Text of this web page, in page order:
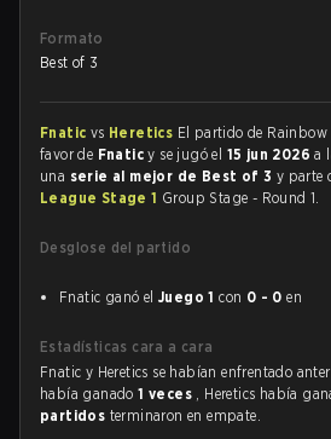
Formato
Best of 3
Fnatic vs Heretics El partido de
favor de Fnaticy se jugó el 15 jun 2026a
una serie al mejor de Best of 3 y parte
League Stage 1 Group Stage - Round 1.
Desglose del partido
Fnatic ganó el Juego 1 con 0 - 0 en
Estadísticas cara a cara
Fnatic y Heretics se habían enfrentado
había ganado1 veces , Heretics había
partidos terminaron en empate.